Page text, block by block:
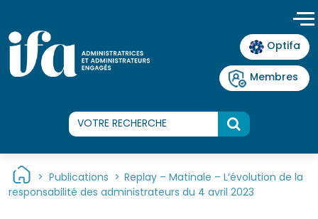
Optifa
Membres
> Publications > Replay – Matinale – L’évolution de la
responsabilité des administrateurs du 4 avril 2023